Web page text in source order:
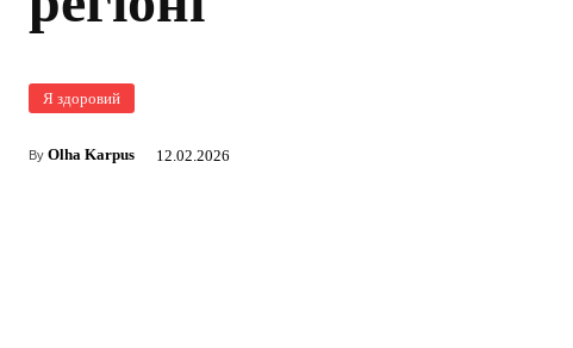
Я здоровий
By Olha Karpus 12.02.2026